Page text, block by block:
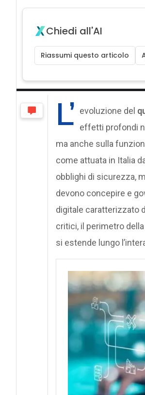
Chiedi all'AI
Riassumi questo articolo
L’ evoluzione del
effetti profondi
ma anche sulla
come attuata in Italia
obblighi di sicurezza,
devono concepire e
digitale caratterizzato
critici, il perimetro
si estende lungo